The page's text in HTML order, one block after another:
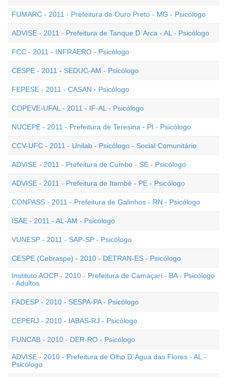
FUMARC - 2011 - Prefeitura de Ouro Preto - MG - Psicólogo
ADVISE - 2011 - Prefeitura de Tanque D`Arca - AL - Psicólogo
FCC - 2011 - INFRAERO - Psicólogo
CESPE - 2011 - SEDUC-AM - Psicólogo
FEPESE - 2011 - CASAN - Psicólogo
COPEVE-UFAL - 2011 - IF-AL - Psicólogo
NUCEPE - 2011 - Prefeitura de Teresina - PI - Psicólogo
CCV-UFC - 2011 - Unilab - Psicólogo - Social Comunitário
ADVISE - 2011 - Prefeitura de Cumbe - SE - Psicólogo
ADVISE - 2011 - Prefeitura de Itambé - PE - Psicólogo
CONPASS - 2011 - Prefeitura de Galinhos - RN - Psicólogo
ISAE - 2011 - AL-AM - Psicólogo
VUNESP - 2011 - SAP-SP - Psicólogo
CESPE (Cebraspe) - 2010 - DETRAN-ES - Psicólogo
Instituto AOCP - 2010 - Prefeitura de Camaçari - BA - Psicólogo
- Adultos
FADESP - 2010 - SESPA-PA - Psicólogo
CEPERJ - 2010 - IABAS-RJ - Psicólogo
FUNCAB - 2010 - DER-RO - Psicólogo
ADVISE - 2010 - Prefeitura de Olho D`Água das Flores - AL -
Psicólogo